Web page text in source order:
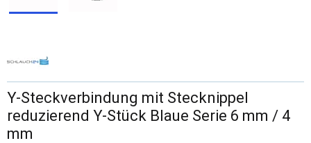
Y-Steckverbindung mit Stecknippel
reduzierend Y-Stück Blaue Serie 6 mm / 4
mm